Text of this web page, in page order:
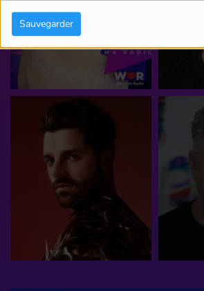
Sauvegarder